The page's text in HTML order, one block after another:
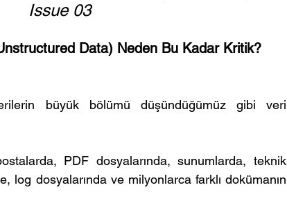
Issue 03
Data) Neden Bu Kadar Kritik?
büyük bölümü düşündüğümüz gibi veri
PDF dosyalarında, sunumlarda, teknik
log dosyalarında ve milyonlarca farklı dokümanın